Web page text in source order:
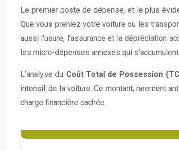
Le premier poste de dépense, et le plus
Que vous preniez votre voiture ou les
aussi l’usure, l’assurance et la dépréciation
les micro-dépenses annexes qui s’accumulent.
L’analyse du Coût Total de Possession
intensif de la voiture. Ce montant, rarement
charge financière cachée.